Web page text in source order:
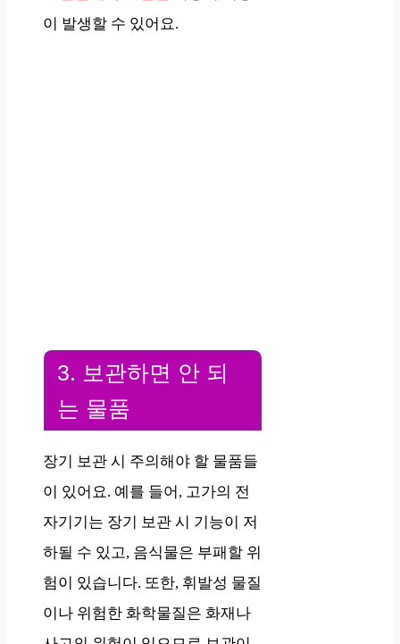
이 발생할 수 있어요.
3. 보관하면 안 되
는 물품
장기 보관 시 주의해야 할 물품들
이 있어요. 예를 들어, 고가의 전
자기기는 장기 보관 시 기능이 저
하될 수 있고, 음식물은 부패할 위
험이 있습니다. 또한, 휘발성 물질
이나 위험한 화학물질은 화재나